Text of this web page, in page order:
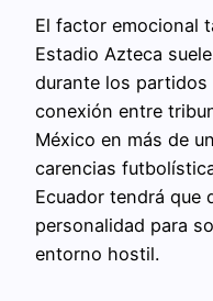
El factor emocional
Estadio Azteca
durante los partidos
conexión entre
México en más de
carencias
Ecuador tendrá que
personalidad para
entorno hostil.